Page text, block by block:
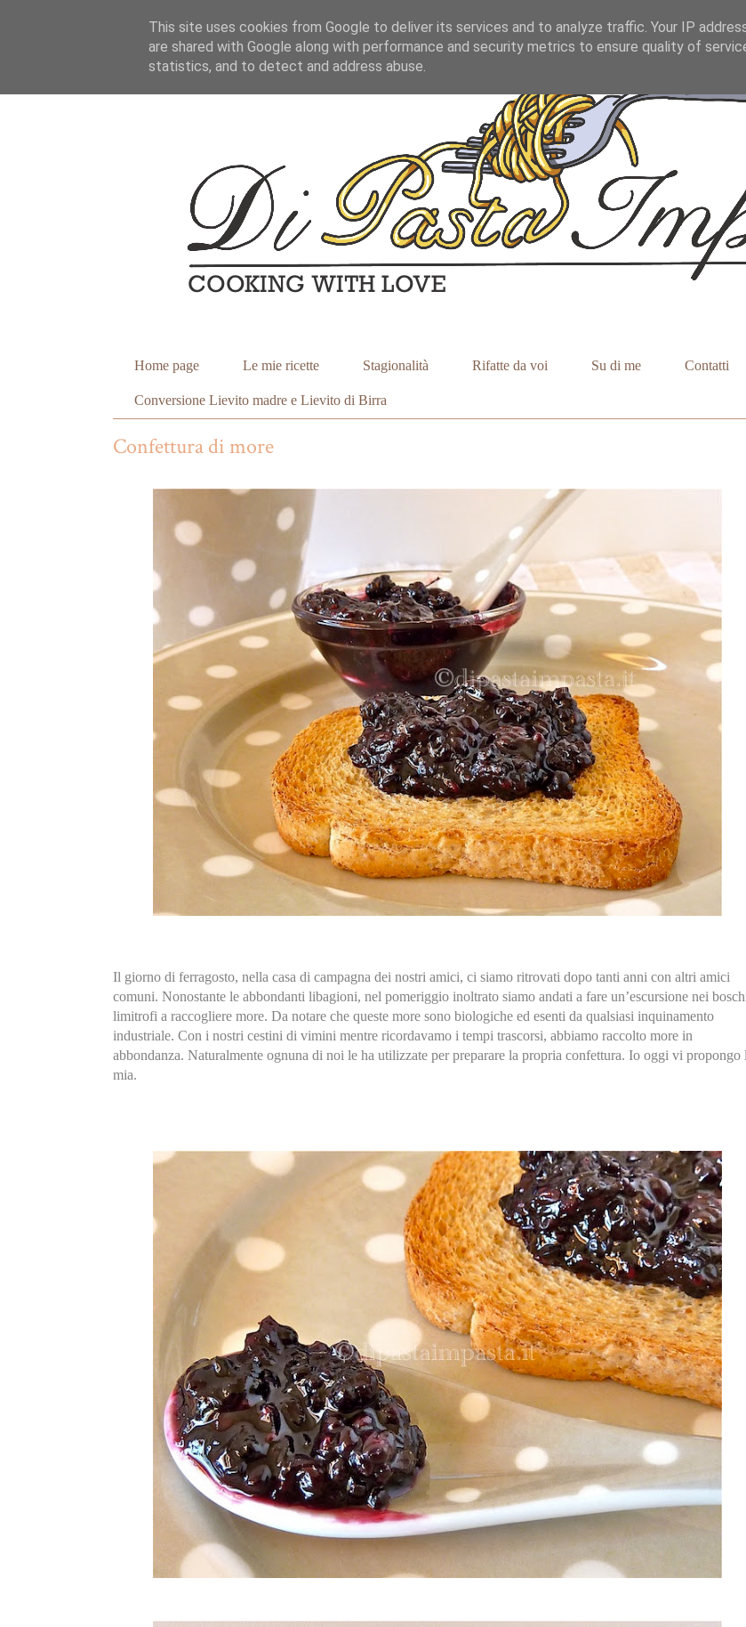
Home page Le mie ricette Stagionalità Rifatte da voi Su di me Contatti
Conversione Lievito madre e Lievito di Birra
Confettura di more
Il giorno di ferragosto, nella casa di campagna dei nostri amici, ci siamo ritrovati dopo tanti anni con altri amici
comuni. Nonostante le abbondanti libagioni, nel pomeriggio inoltrato siamo andati a fare un’escursione nei
limitrofi a raccogliere more. Da notare che queste more sono biologiche ed esenti da qualsiasi inquinamento
industriale. Con i nostri cestini di vimini mentre ricordavamo i tempi trascorsi, abbiamo raccolto more in
abbondanza. Naturalmente ognuna di noi le ha utilizzate per preparare la propria confettura. Io oggi vi propongo
mia.
This site uses cookies from Google to deliver its services and to analyze traffic. Your IP
are shared with Google along with performance and security metrics to ensure quality of
statistics, and to detect and address abuse.